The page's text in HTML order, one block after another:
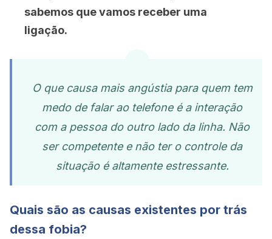
sabemos que vamos receber uma
ligação.
O que causa mais angústia para quem tem
medo de falar ao telefone é a interação
com a pessoa do outro lado da linha. Não
ser competente e não ter o controle da
situação é altamente estressante.
Quais são as causas existentes por trás
dessa fobia?